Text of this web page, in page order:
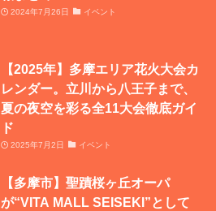
2024年7月26日 イベント
【2025年】多摩エリア花火大会カ
レンダー。立川から八王子まで、
夏の夜空を彩る全11大会徹底ガイ
ド
2025年7月2日 イベント
【多摩市】聖蹟桜ヶ丘オーパ
が“VITA MALL SEISEKI”として